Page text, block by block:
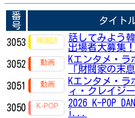
番
号
タイト
3053
話してみよう
出場者大募集！
3052
Kエンタメ・ラ
「財閥家の末
3051
Kエンタメ・ラ
ィ・クレイジ
3050
2026 K-POP
i...